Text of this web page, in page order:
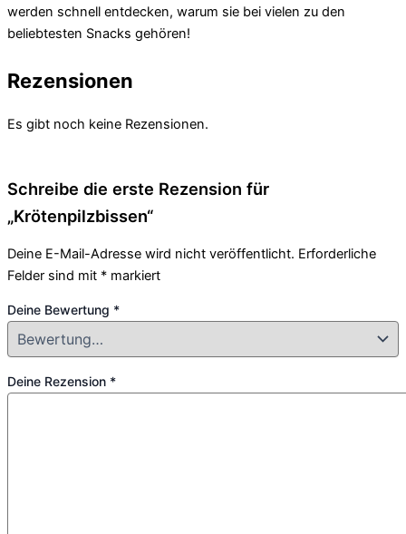
werden schnell entdecken, warum sie bei vielen zu den
beliebtesten Snacks gehören!
Rezensionen
Es gibt noch keine Rezensionen.
Schreibe die erste Rezension für
„Krötenpilzbissen“
Deine E-Mail-Adresse wird nicht veröffentlicht. Erforderliche
Felder sind mit * markiert
Deine Bewertung *
Deine Rezension *